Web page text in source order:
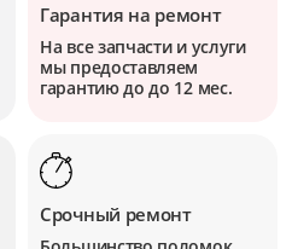
Гарантия на ремонт
На все запчасти и услуги
мы предоставляем
гарантию до до 12 мес.
Срочный ремонт